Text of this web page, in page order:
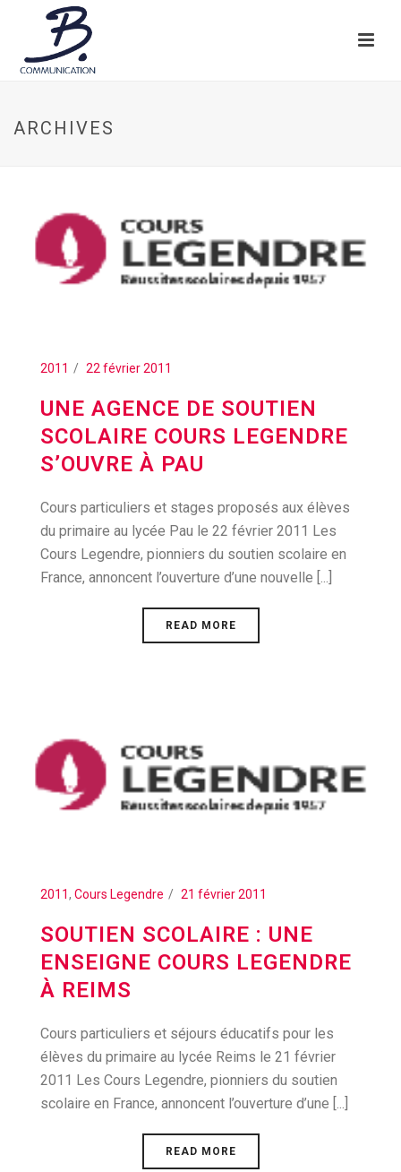
ARCHIVES
2011 22 février 2011
UNE AGENCE DE SOUTIEN
SCOLAIRE COURS LEGENDRE
S’OUVRE À PAU
Cours particuliers et stages proposés aux élèves
du primaire au lycée Pau le 22 février 2011 Les
Cours Legendre, pionniers du soutien scolaire en
France, annoncent l’ouverture d’une nouvelle [...]
READ MORE
2011, Cours Legendre 21 février 2011
SOUTIEN SCOLAIRE : UNE
ENSEIGNE COURS LEGENDRE
À REIMS
Cours particuliers et séjours éducatifs pour les
élèves du primaire au lycée Reims le 21 février
2011 Les Cours Legendre, pionniers du soutien
scolaire en France, annoncent l’ouverture d’une [...]
READ MORE